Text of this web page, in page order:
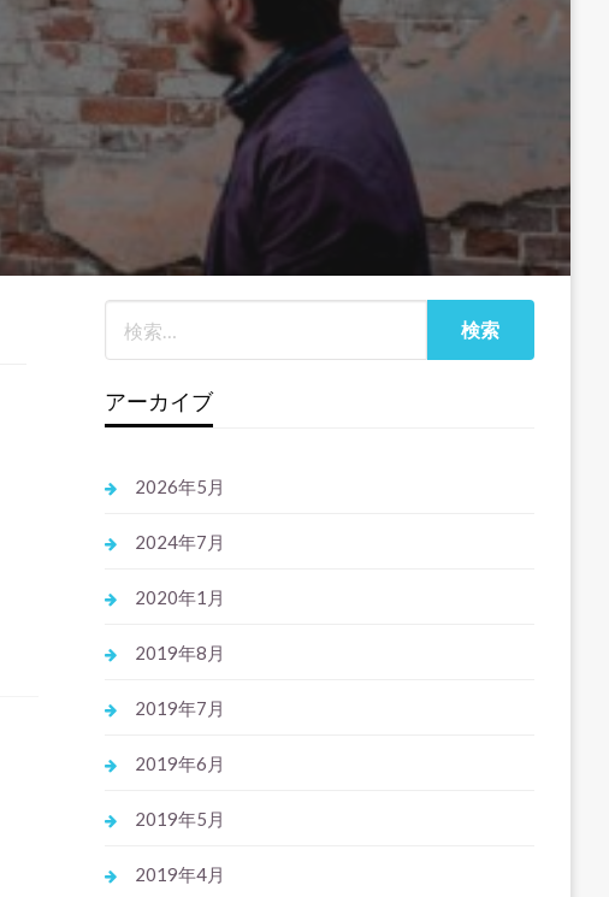
アーカイブ
2026年5月
2024年7月
2020年1月
2019年8月
2019年7月
2019年6月
2019年5月
2019年4月